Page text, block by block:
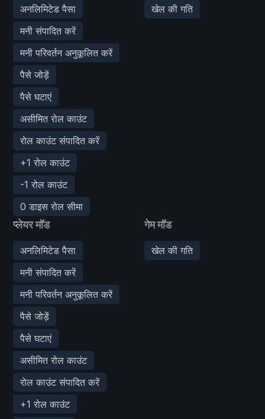
अनलिमिटेड पैसा
मनी संपादित करें
मनी परिवर्तन अनुकूलित करें
पैसे जोड़ें
पैसे घटाएं
असीमित रोल काउंट
रोल काउंट संपादित करें
+1 रोल काउंट
-1 रोल काउंट
0 डाइस रोल सीमा
खेल की गति
प्लेयर मॉड
अनलिमिटेड पैसा
मनी संपादित करें
मनी परिवर्तन अनुकूलित करें
पैसे जोड़ें
पैसे घटाएं
असीमित रोल काउंट
रोल काउंट संपादित करें
+1 रोल काउंट
गेम मॉड
खेल की गति